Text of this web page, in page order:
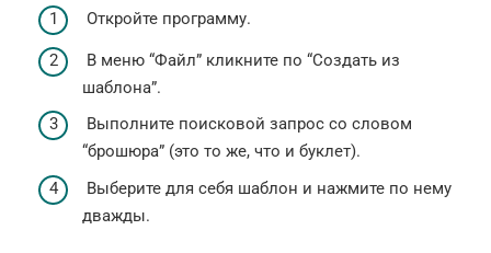
Откройте программу.
В меню “Файл” кликните по “Создать из
шаблона”.
Выполните поисковой запрос со словом
“брошюра” (это то же, что и буклет).
Выберите для себя шаблон и нажмите по нему
дважды.